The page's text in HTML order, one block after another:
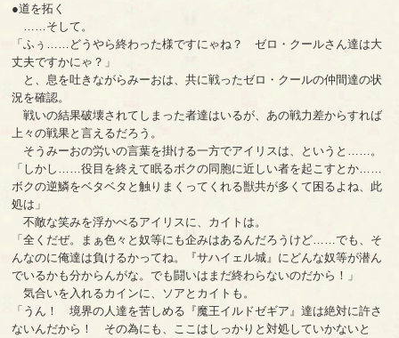
●道を拓く
……そして。
「ふぅ……どうやら終わった様ですにゃね？ ゼロ・クールさん達は大
丈夫ですかにゃ？」
と、息を吐きながらみーおは、共に戦ったゼロ・クールの仲間達の状
況を確認。
戦いの結果破壊されてしまった者達はいるが、あの戦力差からすれば
上々の戦果と言えるだろう。
そうみーおの労いの言葉を掛ける一方でアイリスは、というと……。
「しかし……役目を終えて眠るボクの同胞に近しい者を起こすとか……
ボクの逆鱗をベタベタと触りまくってくれる獣共が多くて困るよね、此
処は」
不敵な笑みを浮かべるアイリスに、カイトは。
「全くだぜ。まぁ色々と奴等にも企みはあるんだろうけど……でも、そ
んなのに俺達は負けるかってね。『サハイェル城』にどんな奴等が潜ん
でいるかも分からんがな。でも闘いはまだ終わらないのだから！」
気合いを入れるカインに、ソアとカイトも。
「うん！ 境界の人達を苦しめる『魔王イルドゼギア』達は絶対に許さ
ないんだから！ その為にも、ここはしっかりと対処していかないと